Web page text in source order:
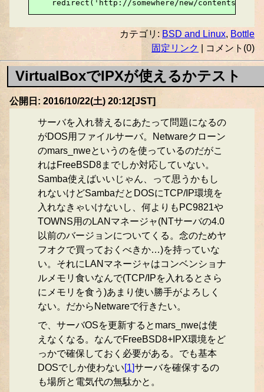
redirect('http://somewhere/new/contents',
カテゴリ: BSD and Linux, Bottle
固定リンク
| コメント(0)
VirtualBoxでIPXが使えるかテスト
公開日: 2016/10/22(土) 20:12[JST]
サーバを入れ替えるにあたって問題になるの
がDOS用ファイルサーバ。Netwareクローン
のmars_nweというのを使っているのだがこ
れはFreeBSD8までしか対応していない。
Samba使えばいいじゃん、って思うかもし
れないけどSambaだとDOSにTCP/IP環境を
入れなきゃいけないし、何よりもPC9821や
TOWNS用のLANマネージャ(NTサーバの4.0
以前のバージョンについてくる。念のためヤ
フオクで買っておくべきか…)を持っていな
い。それにLANマネージャはコンベンショナ
ルメモリ食いなんで(TCP/IPを入れるとさら
にメモリを食う)あまり使い勝手がよろしく
ない。だからNetwareで行きたい。
で、サーバOSを更新するとmars_nweは使
えなくなる。なんでFreeBSD8+IPX環境をど
っかで確保しておく必要がある。でも基本
DOSでしか使わない[1]サーバを確保するの
も場所と電気代の無駄かと。